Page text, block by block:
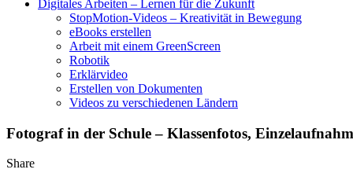
Digitales Arbeiten – Lernen für die Zukunft
StopMotion-Videos – Kreativität in Bewegung
eBooks erstellen
Arbeit mit einem GreenScreen
Robotik
Erklärvideo
Erstellen von Dokumenten
Videos zu verschiedenen Ländern
Fotograf in der Schule – Klassenfotos,
Share